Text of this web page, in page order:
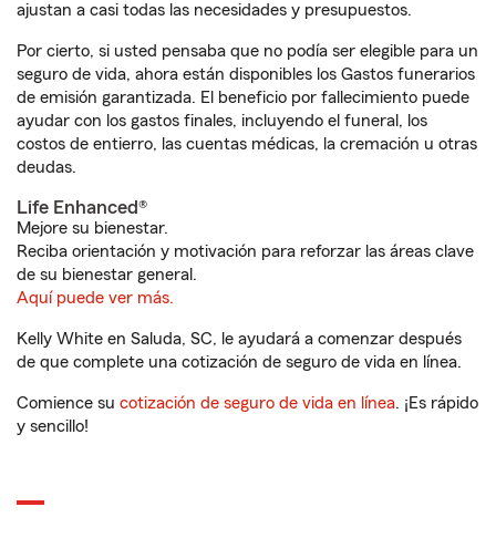
ajustan a casi todas las necesidades y presupuestos.
Por cierto, si usted pensaba que no podía ser elegible para un
seguro de vida, ahora están disponibles los Gastos funerarios
de emisión garantizada. El beneficio por fallecimiento puede
ayudar con los gastos finales, incluyendo el funeral, los
costos de entierro, las cuentas médicas, la cremación u otras
deudas.
Life Enhanced®
Mejore su bienestar.
Reciba orientación y motivación para reforzar las áreas clave
de su bienestar general.
Aquí puede ver más.
Kelly White en Saluda, SC, le ayudará a comenzar después
de que complete una cotización de seguro de vida en línea.
Comience su cotización de seguro de vida en línea. ¡Es rápido
y sencillo!